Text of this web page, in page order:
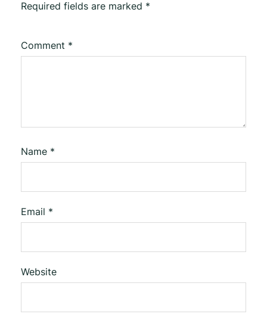
Required fields are marked *
Comment *
Name *
Email *
Website